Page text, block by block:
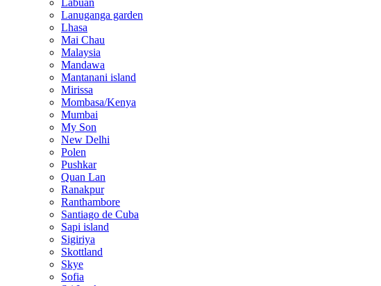
Lanuganga garden
Lhasa
Mai Chau
Malaysia
Mandawa
Mantanani island
Mirissa
Mombasa/Kenya
Mumbai
My Son
New Delhi
Polen
Pushkar
Quan Lan
Ranakpur
Ranthambore
Santiago de Cuba
Sapi island
Sigiriya
Skottland
Skye
Sofia